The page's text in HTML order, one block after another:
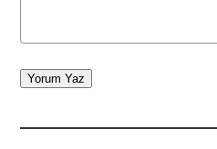
Yorum Yaz